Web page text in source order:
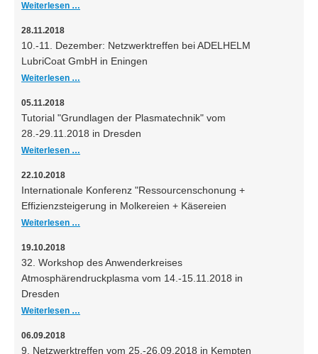
Weiterlesen …
28.11.2018
10.-11. Dezember: Netzwerktreffen bei ADELHELM
LubriCoat GmbH in Eningen
Weiterlesen …
05.11.2018
Tutorial "Grundlagen der Plasmatechnik" vom
28.-29.11.2018 in Dresden
Weiterlesen …
22.10.2018
Internationale Konferenz "Ressourcenschonung +
Effizienzsteigerung in Molkereien + Käsereien
Weiterlesen …
19.10.2018
32. Workshop des Anwenderkreises
Atmosphärendruckplasma vom 14.-15.11.2018 in
Dresden
Weiterlesen …
06.09.2018
9. Netzwerktreffen vom 25.-26.09.2018 in Kempten